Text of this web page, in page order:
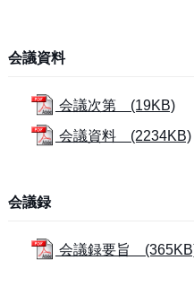
会議資料
会議次第 (19KB)
会議資料 (2234KB)
会議録
会議録要旨